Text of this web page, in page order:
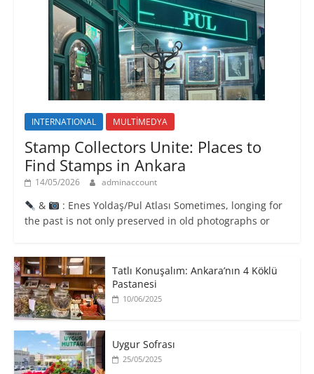
INTERNATIONAL MULTİMEDYA
Stamp Collectors Unite: Places to
Find Stamps in Ankara
14/05/2026 adminaccount
&
: Enes Yoldaş/Pul Atlası Sometimes, longing for
the past is not only preserved in old photographs or
Tatlı Konuşalım: Ankara’nın 4 Köklü
Pastanesi
10/06/2025
Uygur Sofrası
25/05/2025